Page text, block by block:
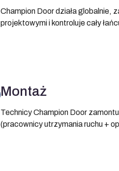
Champion Door działa
projektowymi i kontroluje cały
Montaż
Technicy Champion Door
(pracownicy utrzymania ruchu +